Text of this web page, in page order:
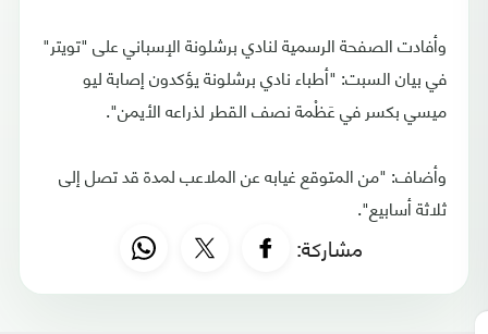
وأفادت الصفحة الرسمية لنادي برشلونة الإسباني على "تويتر"
في بيان السبت: "أطباء نادي برشلونة يؤكدون إصابة ليو
ميسي بكسر في عَظْمة نصف القطر لذراعه الأيمن".
وأضاف: "من المتوقع غيابه عن الملاعب لمدة قد تصل إلى
ثلاثة أسابيع".
مشاركة: